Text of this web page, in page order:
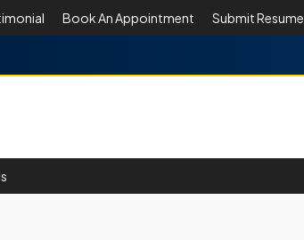
Book An Appointment Submit Resume